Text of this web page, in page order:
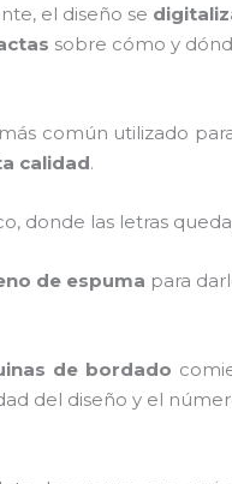
el diseño se
sobre cómo y
común utilizado
calidad.
donde las letras
de espuma para
de bordado
del diseño y el